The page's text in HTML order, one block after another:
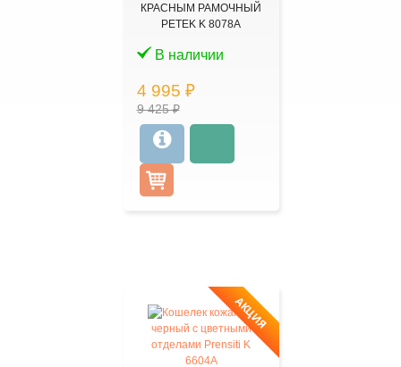
КРАСНЫМ РАМОЧНЫЙ
PETEK K 8078А
В наличии
4 995 ₽
9 425 ₽
АКЦИЯ